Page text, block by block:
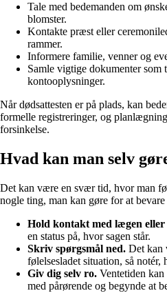
Tale med bedemanden om
blomster.
Kontakte præst eller
rammer.
Informere familie, venner og
Samle vigtige dokumenter som
kontooplysninger.
Når dødsattesten er på plads, kan
formelle registreringer, og
forsinkelse.
Hvad kan man selv
Det kan være en svær tid, hvor man
nogle ting, man kan gøre for at
Hold kontakt med lægen eller
en status på, hvor sagen står.
Skriv spørgsmål ned. Det kan
følelsesladet situation, så notér,
Giv dig selv ro. Ventetiden
med pårørende og begynde at